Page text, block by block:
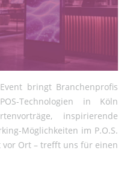
bringt Branchenprofis
Technologien in Köln
inspirierende
Möglichkeiten im P.O.S.
vor Ort – trefft uns für einen